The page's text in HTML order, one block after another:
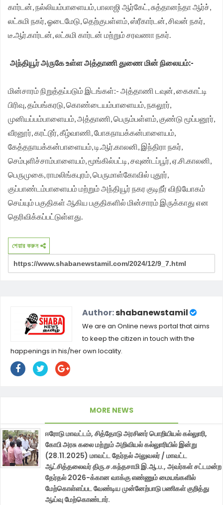
கார்டன், நல்லியம்பாளையம், பாலாஜி ஆர்கேட், சுத்தானந்தா ஆர்ச்,
லட்சுமி நகர், ஓடைமேடு, தெற்குபள்ளம், ஸ்ரீகார்டன், சிவன் நகர்,
டீ.ஆர்.கார்டன், லட்சுமி கார்டன் மற்றும் சரவணா நகர்.
அந்தியூர் அருகே உள்ள அத்தாணி துணை மின் நிலையம்:-
மின்சாரம் நிறுத்தப்படும் இடங்கள்:- அத்தாணி டவுன், கைகாட்டி
பிரிவு, தம்பங்கரடு, கொண்டையம்பாளையம், நகலூர்,
முனியப்பம்பாளையம், அத்தாணி, பெரும்பள்ளம், குண்டு மூப்பனூர்,
வீரனூர், கரட்டூர், கீழ்வாணி, போகநாயக்கன்பாளையம்,
கேத்தநாயக்கன்பாளையம், டி.ஆர்.காலனி, இந்திரா நகர்,
செம்புளிச்சாம்பாளையம், மூங்கில்பட்டி, சவுண்டப்பூர், ஏ.சி.காலனி,
பெருமுகை, ராமலிங்கபுரம், பெருமாள்கோவில் புதூர்,
குப்பாண்டம்பாளையம் மற்றும் அந்தியூர் நகர குடிநீர் விநியோகம்
செய்யும் பகுதிகள் ஆகிய பகுதிகளில் மின்சாரம் இருக்காது என
தெரிவிக்கப்பட்டுள்ளது.
শেয়ার করুন
Author:shabanewstamil
We are an Online news portal that aims
to keep the citizen in touch with the
happenings in his/her own locality.
MORE NEWS
ஈரோடு மாவட்டம், சித்தோடு அரசினர் பொறியியல் கல்லுாரி,
கோபி அரசு கலை மற்றும் அறிவியல் கல்லுாரியில் இன்று
(28.11.2025) மாவட்ட தேர்தல் அலுவலர் / மாவட்ட
ஆட்சித்தலைவர் திரு.ச.கந்தசாமி இ.ஆ.ப., அவர்கள் சட்டமன்ற
தேர்தல் 2026-க்கான வாக்கு எண்ணும் மையங்களில்
மேற்கொள்ளப்பட வேண்டிய முன்னேற்பாடு பணிகள் குறித்து
ஆய்வு மேற்கொண்டார்.